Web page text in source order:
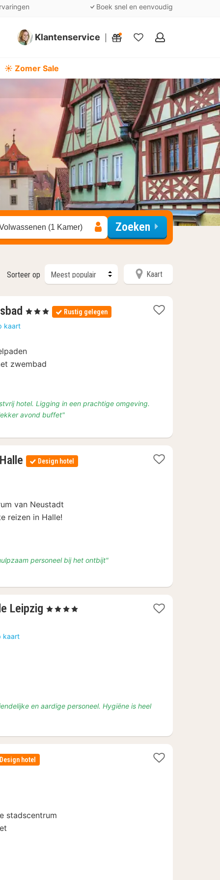
Boek snel en eenvoudig
Klantenservice
Mijn
☀️ Zomer Sale
(1 Kamer) Zoeken
Sorteer op Kaart
3
nachten
72,67
, 3 Sterren Rustig gelegen
kaart
zwembad
hotel. Ligging in een prachtige omgeving.
avond buffet"
1
nacht
69,84
Design hotel
van Neustadt
reizen in Halle!
personeel bij het ontbijt"
Leipzig 1
, 4 Sterren
kaart
en aardige personeel. Hygiëne is heel
Design hotel
stadscentrum